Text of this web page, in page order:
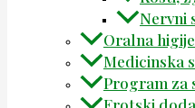
Nervni
Oralna
Medicinska
Program za